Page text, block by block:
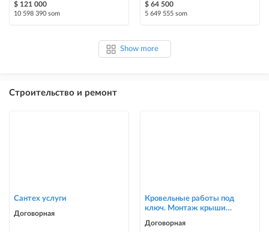
$ 121 000
10 598 390 som
$ 64 500
5 649 555 som
Show more
Строительство и ремонт
Сантех услуги
Договорная
Кровельные работы под
ключ. Монтаж крыши
коттеджей
Договорная